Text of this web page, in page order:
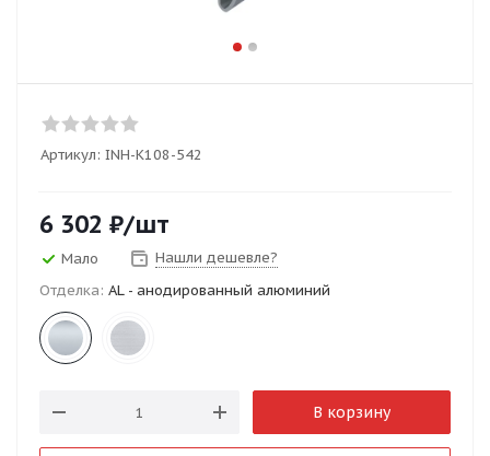
Артикул: INH-K108-542
6 302 ₽/шт
Мало
Нашли дешевле?
Отделка: AL - анодированный алюминий
В корзину